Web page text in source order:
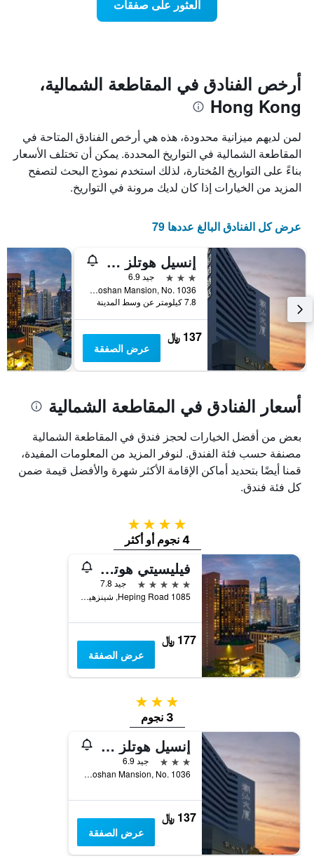
المخطط
1
محور
Y
الذي
يعرض
متوسط
سعر
في
نهاية
هذا
الأسبوع
آخر
3
أيام
محور
X
الذي
يعرض
عدد
الأيام
قبل
يتضمن
التالي
1
محور
الذي
يعرض
متوسط
غرفة
العثور على صفقات
أرخص الفنادق في المقاطعة الشمالية،
Hong Kong
لمن لديهم ميزانية محدودة، هذه هي أرخص الفنادق المتاحة في
المقاطعة الشمالية في التواريخ المحددة. يمكن أن تختلف الأسعار
بناءً على التواريخ المُختارة، لذلك استخدم نموذج البحث لتصفح
المزيد من الخيارات إذا كان لديك مرونة في التواريخ.
عرض كل الفنادق البالغ عددها 79
إنسيل هوتلز بورت رايلواي ستيشن شونتشون
3 نجوم
جيد 6.9
First Floor, Chaoshan Mansion, No. 1036, شينزهين, الصين
7.8 كيلومتر عن وسط المدينة
137 ﷼
عرض الصفقة
أسعار الفنادق في المقاطعة الشمالية
بعض من أفضل الخيارات لحجز فندق في المقاطعة الشمالية
مصنفة حسب فئة الفندق. لنوفر المزيد من المعلومات المفيدة،
قمنا أيضًا بتحديد أماكن الإقامة الأكثر شهرة والأفضل قيمة ضمن
كل فئة فندق.
4 نجوم
4 نجوم أو أكثر
فيليسيتي هوتل شينزين
5 نجوم
جيد 7.8
1085 Heping Road, شينزهين, الصين
177 ﷼
عرض الصفقة
3 نجوم
3 نجوم
إنسيل هوتلز بورت رايلواي ستيشن شونتشون
3 نجوم
جيد 6.9
First Floor, Chaoshan Mansion, No. 1036, شينزهين, الصين
137 ﷼
عرض الصفقة